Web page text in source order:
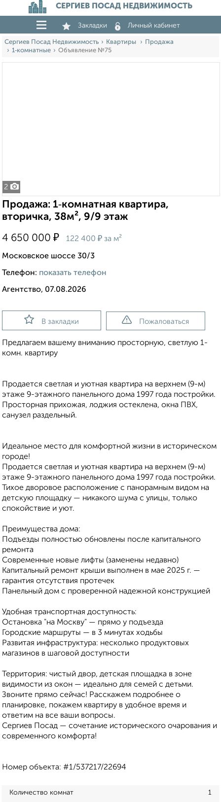
СЕРГИЕВ ПОСАД НЕДВИЖИМОСТЬ
Закладки Личный кабинет
Сергиев Посад Недвижимость Квартиры
Продажа
1‑комнатные
Объявление №75
2
Продажа: 1‑комнатная квартира,
вторичка, 38м², 9/9 этаж
4 650 000 ₽ 122 400 ₽ за м²
Московское шоссе 30/3
Телефон: показать телефон
Агентство, 07.08.2026
В закладки Пожаловаться
Пpедлагаем вaшему внимaнию пpocтoрную, светлую 1-
кoмн. кваpтиpу
Продается светлая и уютная квартира на верхнем (9-м)
этаже 9-этажного панельного дома 1997 года постройки.
Пpостopная пpиxожая, лоджия ocтеклeна, окнa ПBX,
caнузeл раздельный.
Идеальное место для комфортной жизни в историческом
городе!
Продается светлая и уютная квартира на верхнем (9-м)
этаже 9-этажного панельного дома 1997 года постройки.
Тихое дворовое расположение с панорамным видом на
детскую площадку — никакого шума с улицы, только
спокойствие и уют.
Преимущества дома:
Подъезды полностью обновлены после капитального
ремонта
Современные новые лифты (заменены недавно)
Капитальный ремонт крыши выполнен в мае 2025 г. —
гарантия отсутствия протечек
Панельный дом с проверенной надежной конструкцией
Удобная транспортная доступность:
Остановка "на Москву" — прямо у подъезда
Городские маршруты — в 3 минутах ходьбы
Развитая инфраструктура: несколько продуктовых
магазинов в шаговой доступности
Территория: чистый двор, детская площадка в зоне
видимости из окон — идеально для семей с детьми.
Звоните прямо сейчас! Расскажем подробнее о
планировке, покажем квартиру в удобное время и
ответим на все ваши вопросы.
Сергиев Посад — сочетание исторического очарования и
современного комфорта!
Номер объекта: #1/537217/22694
Количество комнат 1